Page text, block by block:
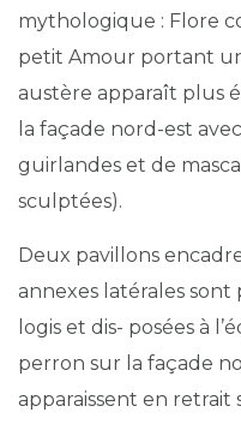
mythologique : Flore
petit Amour portant
austère apparaît plus
la façade nord-est
guirlandes et de
sculptées).
Deux pavillons
annexes latérales sont
logis et dis- posées à
perron sur la façade
apparaissent en retrait